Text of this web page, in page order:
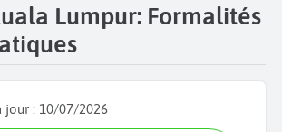
Lumpur: Formalités
jour : 10/07/2026